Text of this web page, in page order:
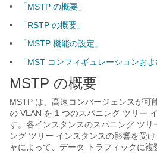
•
「MSTP の概要」
•
「RSTP の概要」
•
「MSTP 機能の設定」
•
「MST コンフィギュレーションお
MSTP の概要
MSTP は、高速コンバージェンスが可
の VLAN を 1 つのスパニング ツリー
す。各インスタンスのスパニング ツリ
ング ツリー インスタンスの影響を受
ャによって、データ トラフィックに複